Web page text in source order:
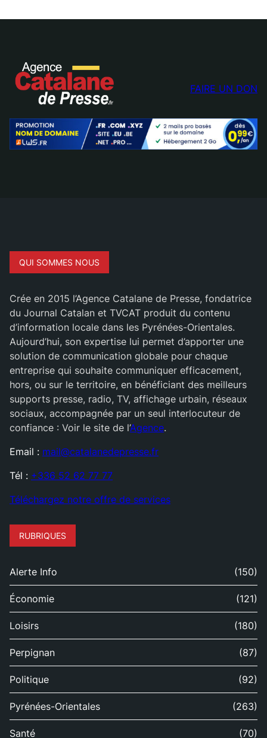
FAIRE UN DON
QUI SOMMES NOUS
Crée en 2015 l’Agence Catalane de Presse, fondatrice
du Journal Catalan et TVCAT produit du contenu
d’information locale dans les Pyrénées-Orientales.
Aujourd’hui, son expertise lui permet d’apporter une
solution de communication globale pour chaque
entreprise qui souhaite communiquer efficacement,
hors, ou sur le territoire, en bénéficiant des meilleurs
supports presse, radio, TV, affichage urbain, réseaux
sociaux, accompagnée par un seul interlocuteur de
confiance : Voir le site de l’Agence.
Email : mail@catalanedepresse.fr
Tél : +336 52 62 77 77
Téléchargez notre offre de services
RUBRIQUES
Alerte Info (150)
Économie (121)
Loisirs (180)
Perpignan (87)
Politique (92)
Pyrénées-Orientales (263)
Santé (70)